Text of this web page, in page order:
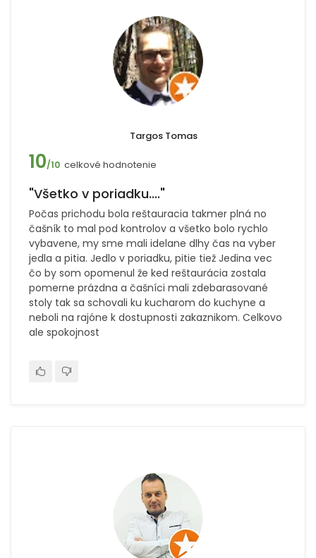
Targos Tomas
10/10 celkové hodnotenie
"Všetko v poriadku...."
Počas prichodu bola reštauracia takmer plná no
čašník to mal pod kontrolov a všetko bolo rychlo
vybavene, my sme mali idelane dlhy čas na vyber
jedla a pitia. Jedlo v poriadku, pitie tiež Jedina vec
čo by som opomenul že ked reštaurácia zostala
pomerne prázdna a čašníci mali zdebarasované
stoly tak sa schovali ku kucharom do kuchyne a
neboli na rajóne k dostupnosti zakaznikom. Celkovo
ale spokojnost